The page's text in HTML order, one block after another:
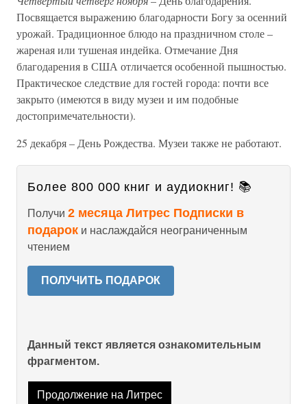
Посвящается выражению благодарности Богу за осенний
урожай. Традиционное блюдо на праздничном столе –
жареная или тушеная индейка. Отмечание Дня
благодарения в США отличается особенной пышностью.
Практическое следствие для гостей города: почти все
закрыто (имеются в виду музеи и им подобные
достопримечательности).
25 декабря – День Рождества. Музеи также не работают.
Более 800 000 книг и аудиокниг! 📚
Получи 2 месяца Литрес Подписки в
подарок и наслаждайся неограниченным
чтением
ПОЛУЧИТЬ ПОДАРОК
Данный текст является ознакомительным
фрагментом.
Продолжение на Литрес